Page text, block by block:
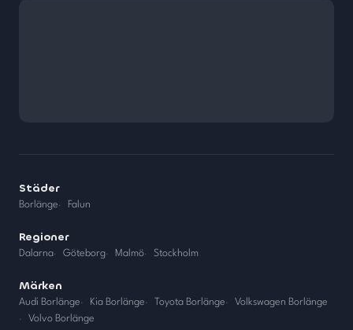
Städer
Borlänge· Falun
Regioner
Dalarna· Göteborg· Malmö· Stockholm
Märken
Audi Borlänge· Kia Borlänge· Toyota Borlänge·
Volkswagen Borlänge
·
Volvo Borlänge